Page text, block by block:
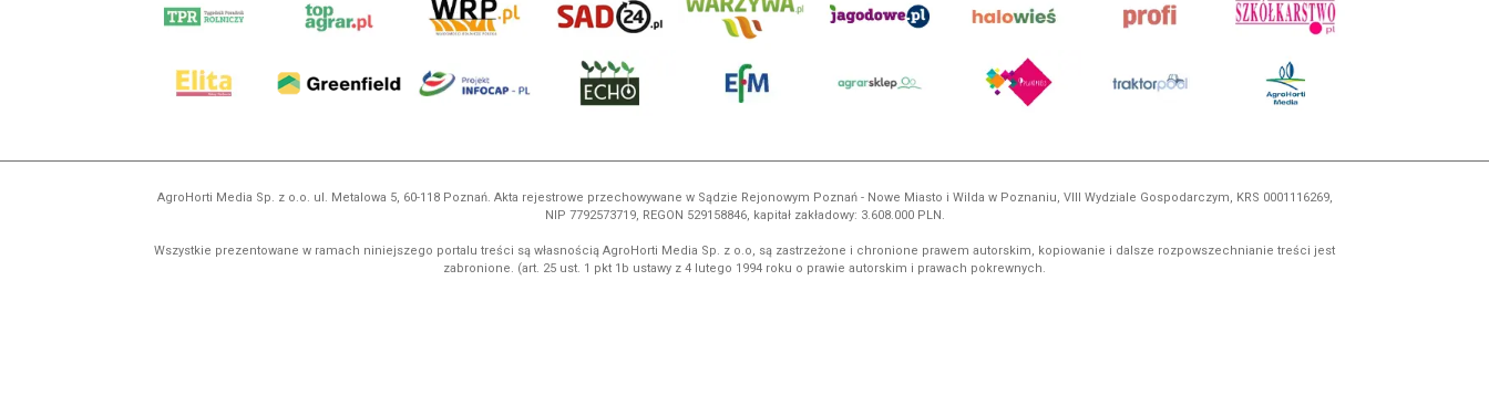
AgroHorti Media Sp. z o.o. ul. Metalowa 5, 60-118 Poznań. Akta rejestrowe przechowywane w Sądzie Rejonowym Poznań - Nowe Miasto i Wilda w Poznaniu, VIII Wydziale Gospodarczym, KRS 0001116269,
NIP 7792573719, REGON 529158846, kapitał zakładowy: 3.608.000 PLN.
Wszystkie prezentowane w ramach niniejszego portalu treści są własnością AgroHorti Media Sp. z o.o, są zastrzeżone i chronione prawem autorskim, kopiowanie i dalsze rozpowszechnianie treści jest
zabronione. (art. 25 ust. 1 pkt 1b ustawy z 4 lutego 1994 roku o prawie autorskim i prawach pokrewnych.